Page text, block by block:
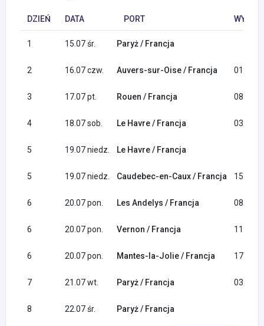
DZIEŃ DATA PORT
1 15.07 śr. Paryż / Francja
2 16.07 czw. Auvers-sur-Oise / Francja 01:30
3 17.07 pt. Rouen / Francja 08:00
4 18.07 sob. Le Havre / Francja 03:30
5 19.07 niedz. Le Havre / Francja
5 19.07 niedz. Caudebec-en-Caux / Francja 15:00
6 20.07 pon. Les Andelys / Francja 08:00
6 20.07 pon. Vernon / Francja 11:30
6 20.07 pon. Mantes-la-Jolie / Francja 17:30
7 21.07 wt. Paryż / Francja 03:30
8 22.07 śr. Paryż / Francja